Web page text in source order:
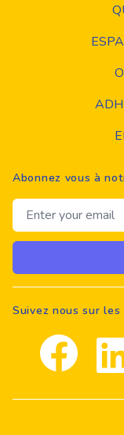
Abonnez vous à
Email address
Suivez nous sur les
Facebook